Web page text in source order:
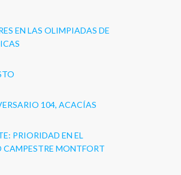
EN LAS OLIMPIADAS DE
104, ACACÍAS
PRIORIDAD EN EL
MONTFORT